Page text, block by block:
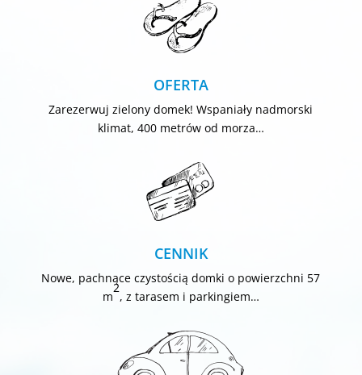
OFERTA
Zarezerwuj zielony domek! Wspaniały nadmorski
klimat, 400 metrów od morza…
CENNIK
Nowe, pachnące czystością domki o powierzchni 57
m
2
, z tarasem i parkingiem…